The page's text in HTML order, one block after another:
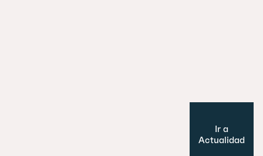
Ir a
Actualidad